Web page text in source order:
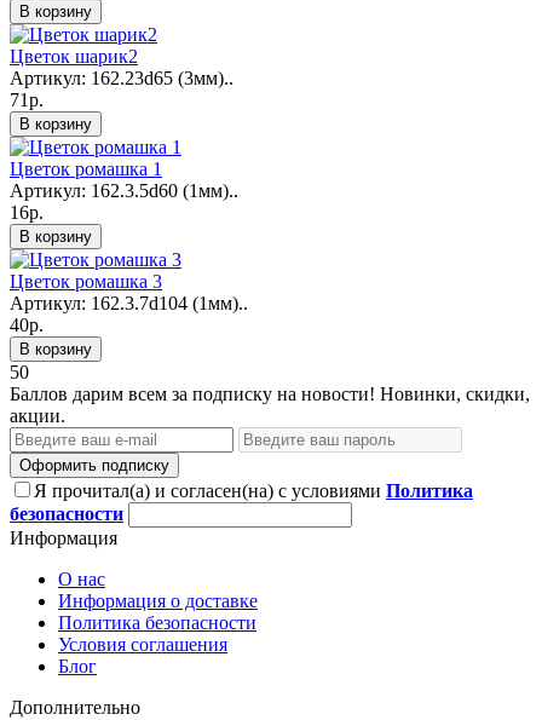
В корзину
Цветок шарик2
Артикул: 162.23d65 (3мм)..
71р.
В корзину
Цветок ромашка 1
Артикул: 162.3.5d60 (1мм)..
16р.
В корзину
Цветок ромашка 3
Артикул: 162.3.7d104 (1мм)..
40р.
В корзину
50
Баллов дарим всем за подписку на новости! Новинки, скидки,
акции.
Оформить подписку
Я прочитал(а) и согласен(на) с условиями Политика
безопасности
Информация
О нас
Информация о доставке
Политика безопасности
Условия соглашения
Блог
Дополнительно